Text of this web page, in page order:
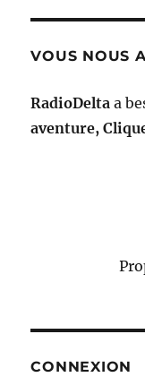
VOUS NOUS
RadioDelta a
aventure,
CONNEXION